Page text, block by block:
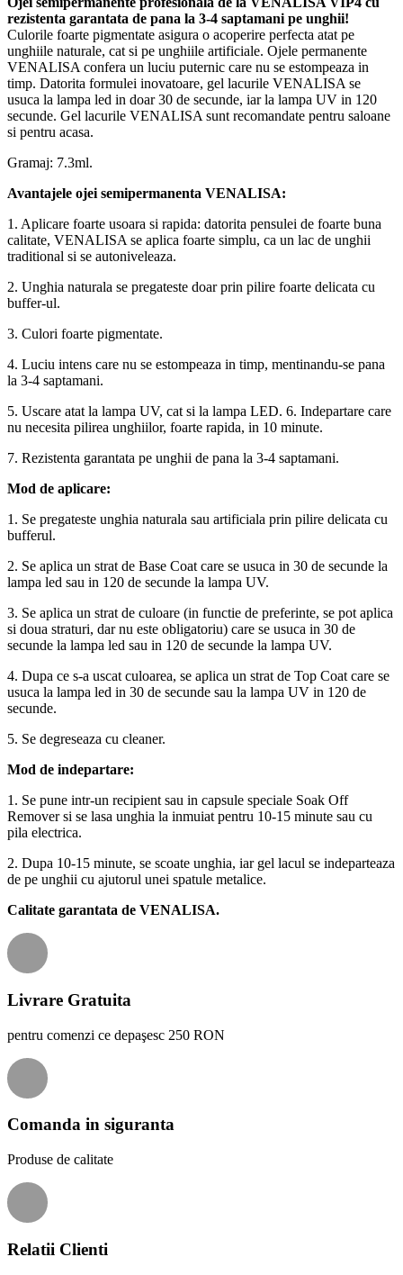
rezistenta garantata de pana la 3-4 saptamani pe unghii!
Culorile foarte pigmentate asigura o acoperire perfecta atat pe
unghiile naturale, cat si pe unghiile artificiale. Ojele permanente
VENALISA confera un luciu puternic care nu se estompeaza in
timp. Datorita formulei inovatoare, gel lacurile VENALISA se
usuca la lampa led in doar 30 de secunde, iar la lampa UV in 120
secunde. Gel lacurile VENALISA sunt recomandate pentru saloane
si pentru acasa.
Gramaj: 7.3ml.
Avantajele ojei semipermanenta VENALISA:
1. Aplicare foarte usoara si rapida: datorita pensulei de foarte buna
calitate, VENALISA se aplica foarte simplu, ca un lac de unghii
traditional si se autoniveleaza.
2. Unghia naturala se pregateste doar prin pilire foarte delicata cu
buffer-ul.
3. Culori foarte pigmentate.
4. Luciu intens care nu se estompeaza in timp, mentinandu-se pana
la 3-4 saptamani.
5. Uscare atat la lampa UV, cat si la lampa LED. 6. Indepartare care
nu necesita pilirea unghiilor, foarte rapida, in 10 minute.
7. Rezistenta garantata pe unghii de pana la 3-4 saptamani.
Mod de aplicare:
1. Se pregateste unghia naturala sau artificiala prin pilire delicata cu
bufferul.
2. Se aplica un strat de Base Coat care se usuca in 30 de secunde la
lampa led sau in 120 de secunde la lampa UV.
3. Se aplica un strat de culoare (in functie de preferinte, se pot aplica
si doua straturi, dar nu este obligatoriu) care se usuca in 30 de
secunde la lampa led sau in 120 de secunde la lampa UV.
4. Dupa ce s-a uscat culoarea, se aplica un strat de Top Coat care se
usuca la lampa led in 30 de secunde sau la lampa UV in 120 de
secunde.
5. Se degreseaza cu cleaner.
Mod de indepartare:
1. Se pune intr-un recipient sau in capsule speciale Soak Off
Remover si se lasa unghia la inmuiat pentru 10-15 minute sau cu
pila electrica.
2. Dupa 10-15 minute, se scoate unghia, iar gel lacul se indeparteaza
de pe unghii cu ajutorul unei spatule metalice.
Calitate garantata de VENALISA.
Livrare Gratuita
pentru comenzi ce depaşesc 250 RON
Comanda in siguranta
Produse de calitate
Relatii Clienti